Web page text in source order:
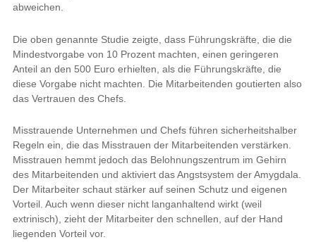
abweichen.
Die oben genannte Studie zeigte, dass Führungskräfte, die die
Mindestvorgabe von 10 Prozent machten, einen geringeren
Anteil an den 500 Euro erhielten, als die Führungskräfte, die
diese Vorgabe nicht machten. Die Mitarbeitenden goutierten also
das Vertrauen des Chefs.
Misstrauende Unternehmen und Chefs führen sicherheitshalber
Regeln ein, die das Misstrauen der Mitarbeitenden verstärken.
Misstrauen hemmt jedoch das Belohnungszentrum im Gehirn
des Mitarbeitenden und aktiviert das Angstsystem der Amygdala.
Der Mitarbeiter schaut stärker auf seinen Schutz und eigenen
Vorteil. Auch wenn dieser nicht langanhaltend wirkt (weil
extrinisch), zieht der Mitarbeiter den schnellen, auf der Hand
liegenden Vorteil vor.